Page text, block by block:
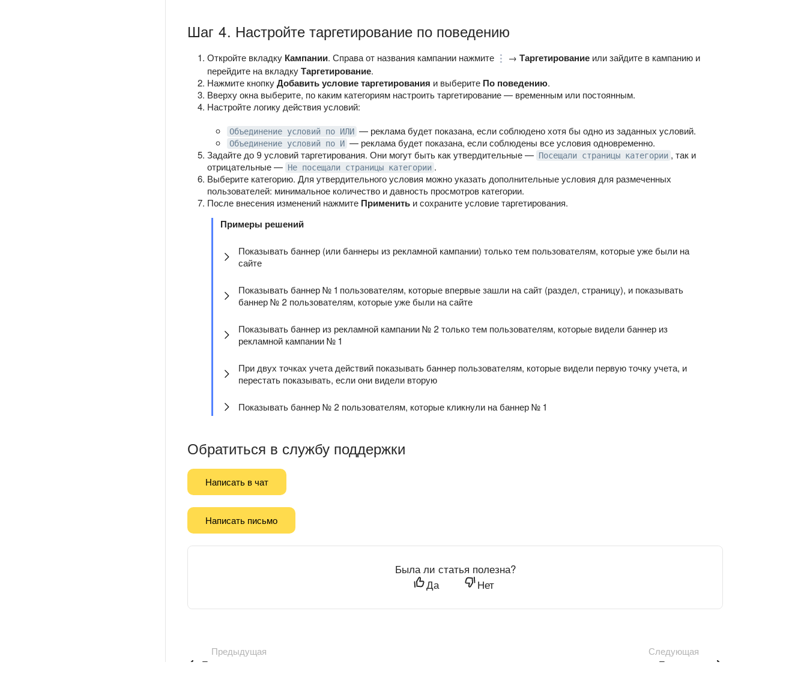
Шаг 4. Настройте таргетирование по поведению
Откройте вкладку Кампании. Справа от названия кампании нажмите → Таргетирование или зайдите в кампанию и
перейдите на вкладкуТаргетирование.
Нажмите кнопкуДобавить условие таргетирования и выберите По поведению.
Вверху окна выберите, по каким категориям настроить таргетирование — временным или постоянным.
Настройте логику действия условий:
Объединение условий по ИЛИ — реклама будет показана, если соблюдено хотя бы одно из заданных условий.
Объединение условий по И — реклама будет показана, если соблюдены все условия одновременно.
Задайте до 9 условий таргетирования. Они могут быть как утвердительные — Посещали страницы категории , так и
отрицательные — Не посещали страницы категории .
Выберите категорию. Для утвердительного условия можно указать дополнительные условия для размеченных
пользователей: минимальное количество и давность просмотров категории.
После внесения изменений нажмите Применить и сохраните условие таргетирования.
Примеры решений
Показывать баннер (или баннеры из рекламной кампании) только тем пользователям, которые уже были на
сайте
Показывать баннер № 1 пользователям, которые впервые зашли на сайт (раздел, страницу), и показывать
баннер № 2 пользователям, которые уже были на сайте
Показывать баннер из рекламной кампании № 2 только тем пользователям, которые видели баннер из
рекламной кампании № 1
При двух точках учета действий показывать баннер пользователям, которые видели первую точку учета, и
перестать показывать, если они видели вторую
Показывать баннер № 2 пользователям, которые кликнули на баннер № 1
Обратиться в службу поддержки
Написать в чат
Написать письмо
Была ли статья полезна?
Да
Нет
Предыдущая
По частоте
Следующая
По соцдему